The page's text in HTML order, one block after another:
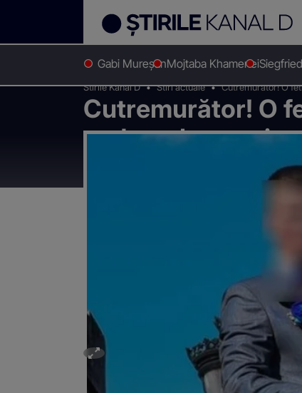
Gabi MureșanMojtaba Khamenei
Stirile Kanal D Stiri actuale Cutremurător! O
Cutremurător! O
cadavrul mamei
Germania când